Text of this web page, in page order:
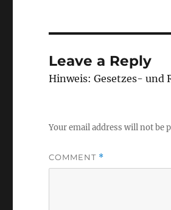
Leave a Reply
Hinweis: Gesetzes- und
Your email address will not be
COMMENT *